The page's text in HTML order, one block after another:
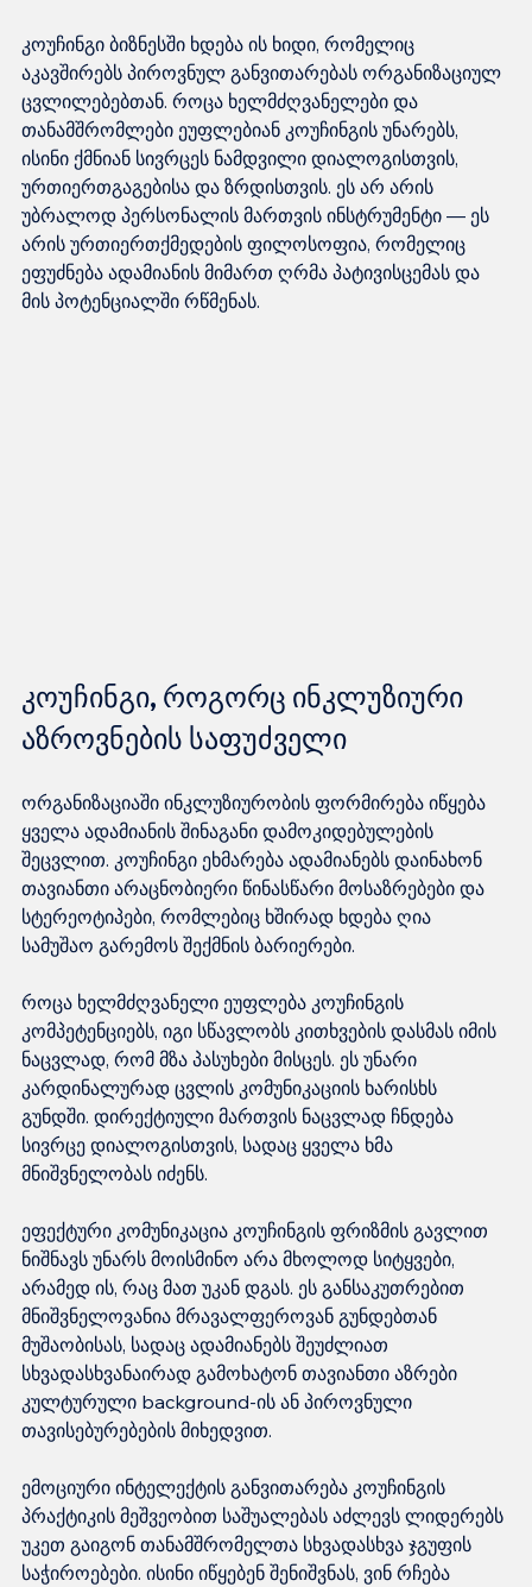
კოუჩინგი ბიზნესში ხდება ის ხიდი, რომელიც
აკავშირებს პიროვნულ განვითარებას ორგანიზაციულ
ცვლილებებთან. როცა ხელმძღვანელები და
თანამშრომლები ეუფლებიან კოუჩინგის უნარებს,
ისინი ქმნიან სივრცეს ნამდვილი დიალოგისთვის,
ურთიერთგაგებისა და ზრდისთვის. ეს არ არის
უბრალოდ პერსონალის მართვის ინსტრუმენტი — ეს
არის ურთიერთქმედების ფილოსოფია, რომელიც
ეფუძნება ადამიანის მიმართ ღრმა პატივისცემას და
კოუჩინგი, როგორც ინკლუზიური
აზროვნების საფუძველი
ორგანიზაციაში ინკლუზიურობის ფორმირება იწყება
ყველა ადამიანის შინაგანი დამოკიდებულების
შეცვლით. კოუჩინგი ეხმარება ადამიანებს დაინახონ
თავიანთი არაცნობიერი წინასწარი მოსაზრებები და
სტერეოტიპები, რომლებიც ხშირად ხდება ღია
სამუშაო გარემოს შექმნის ბარიერები.
როცა ხელმძღვანელი ეუფლება კოუჩინგის
კომპეტენციებს, იგი სწავლობს კითხვების დასმას იმის
ნაცვლად, რომ მზა პასუხები მისცეს. ეს უნარი
კარდინალურად ცვლის კომუნიკაციის ხარისხს
გუნდში. დირექტიული მართვის ნაცვლად ჩნდება
სივრცე დიალოგისთვის, სადაც ყველა ხმა
მნიშვნელობას იძენს.
ეფექტური კომუნიკაცია კოუჩინგის ფრიზმის გავლით
ნიშნავს უნარს მოისმინო არა მხოლოდ სიტყვები,
არამედ ის, რაც მათ უკან დგას. ეს განსაკუთრებით
მნიშვნელოვანია მრავალფეროვან გუნდებთან
მუშაობისას, სადაც ადამიანებს შეუძლიათ
სხვადასხვანაირად გამოხატონ თავიანთი აზრები
კულტურული background-ის ან პიროვნული
თავისებურებების მიხედვით.
ემოციური ინტელექტის განვითარება კოუჩინგის
პრაქტიკის მეშვეობით საშუალებას აძლევს ლიდერებს
უკეთ გაიგონ თანამშრომელთა სხვადასხვა ჯგუფის
საჭიროებები. ისინი იწყებენ შენიშვნას, ვინ რჩება